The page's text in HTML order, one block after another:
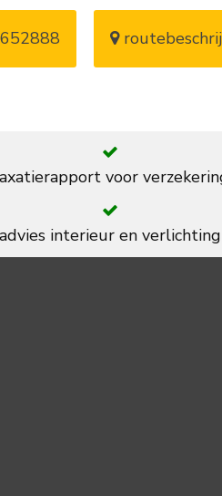
voor
advies interieur en verlichting